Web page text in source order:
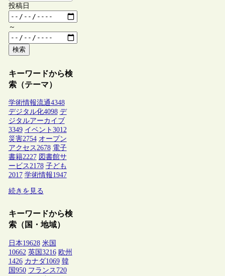
投稿日
～
検索
キーワードから検
索（テーマ）
学術情報流通4348
デジタル化4098 デ
ジタルアーカイブ
3349 イベント 3012
災害2754 オープン
アクセス2678 電子
書籍2227 図書館サ
ービス2178 子ども
2017 学術情報1947
続きを見る
キーワードから検
索（国・地域）
日本19628 米国
10662 英国 3216 欧州
1426 カナダ1069 韓
国 950 フランス 720